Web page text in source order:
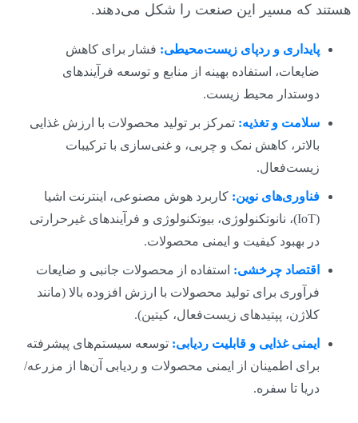
هستند که مسیر این صنعت را شکل می‌دهند.
پایداری و ردپای زیست‌محیطی: فشار برای کاهش
ضایعات، استفاده بهینه از منابع و توسعه فرآیندهای
دوستدار محیط زیست.
سلامت و تغذیه: تمرکز بر تولید محصولات با ارزش غذایی
بالاتر، کاهش نمک و چربی، و غنی‌سازی با ترکیبات
زیست‌فعال.
فناوری‌های نوین: کاربرد هوش مصنوعی، اینترنت اشیا
(IoT)، نانوتکنولوژی، بیوتکنولوژی و فرآیندهای غیرحرارتی
در بهبود کیفیت و ایمنی محصولات.
اقتصاد چرخشی: استفاده از محصولات جانبی و ضایعات
فرآوری برای تولید محصولات با ارزش افزوده بالا (مانند
کلاژن، پپتیدهای زیست‌فعال، کیتین).
ایمنی غذایی و قابلیت ردیابی: توسعه سیستم‌های پیشرفته
برای اطمینان از ایمنی محصولات و ردیابی آن‌ها از مزرعه/
دریا تا سفره.